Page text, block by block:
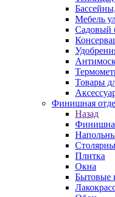
Мебель
Садовый
Товары
Финишная
Назад
Плитка
Окна
Бытовые